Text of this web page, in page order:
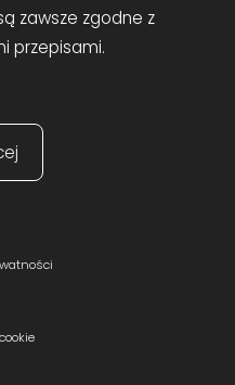
zawsze zgodne z
przepisami.